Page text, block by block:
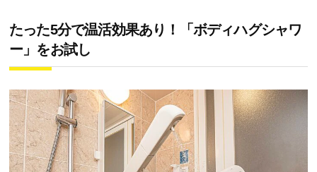
たった5分で温活効果あり！「ボディハグシャワ
ー」をお試し